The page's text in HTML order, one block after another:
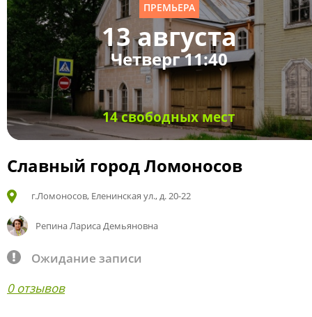
ПРЕМЬЕРА
13 августа
Четверг 11:40
14 свободных мест
Славный город Ломоносов
г.Ломоносов, Еленинская ул., д. 20-22
Репина Лариса Демьяновна
Ожидание записи
0 отзывов